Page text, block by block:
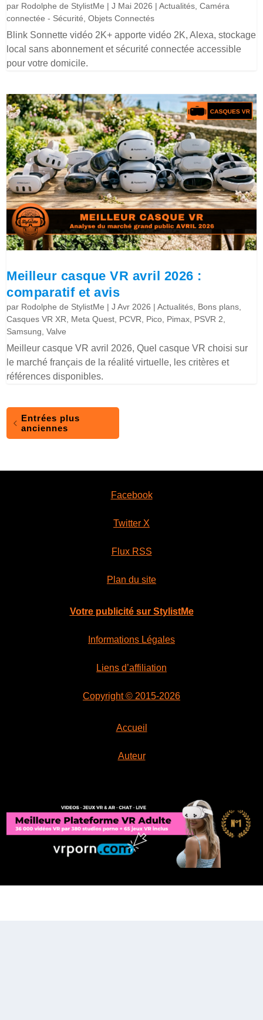
par Rodolphe de StylistMe |J Mai 2026 |Actualités ,Caméra
connectée - Sécurité ,Objets Connectés
Blink Sonnette vidéo 2K+ apporte vidéo 2K, Alexa, stockage
local sans abonnement et sécurité connectée accessible
pour votre domicile.
Meilleur casque VR avril 2026 :
comparatif et avis
par Rodolphe de StylistMe |J Avr 2026 |Actualités Bons plans
Casques VR XR
Meta Quest PCVR Pico Pimax PSVR 2
Samsung ,Valve
Meilleur casque VR avril 2026, Quel casque VR choisi sur
le marché français de la réalité virtuelle, les critères et
références disponibles.
Entrées plus
anciennes
Facebook
Twitter X
Flux RSS
Plan du site
Votre publicité sur StylistMe
Informations Légales
Liens d’affiliation
Copyright © 2015-2026
Accueil
Auteur